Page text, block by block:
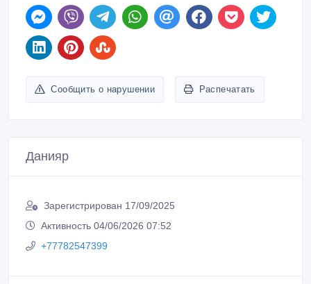
Сообщить о нарушении Распечатать
Данияр
Зарегистрирован 17/09/2025
Активность 04/06/2026 07:52
+77782547399